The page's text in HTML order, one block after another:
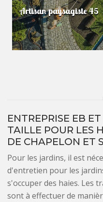
Artisan paysagiste 45
ENTREPRISE EB
TAILLE POUR LES
DE CHAPELON ET
Pour les jardins, il est
d'entretien pour les
s'occuper des haies. Les
sont à effectuer de